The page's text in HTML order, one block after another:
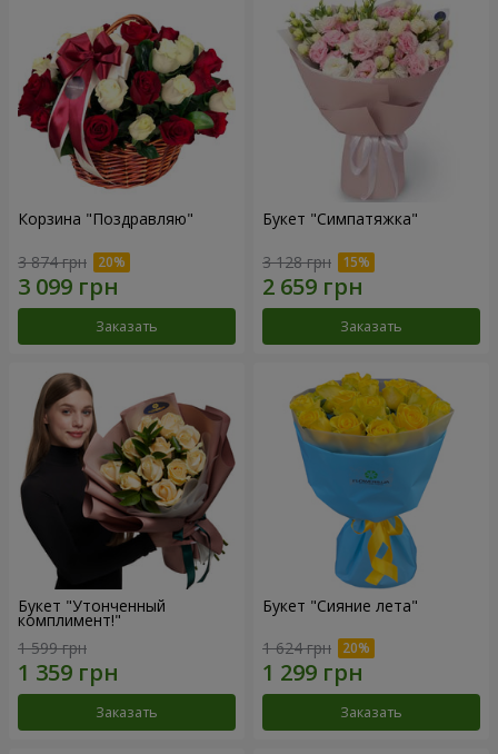
Корзина "Поздравляю"
3 874 грн
Заказать
Букет "Симпатяжка"
3 128 грн
Заказать
Букет "Утонченный
комплимент!"
1 599 грн
Заказать
Букет "Сияние лета"
1 624 грн
Заказать